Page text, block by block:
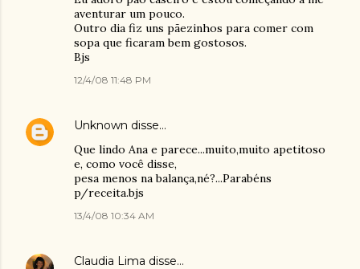
aventurar um pouco.
Outro dia fiz uns pãezinhos para comer com
sopa que ficaram bem gostosos.
Bjs
12/4/08 11:48 PM
Unknown disse…
Que lindo Ana e parece...muito,muito apetitoso
e, como você disse,
pesa menos na balança,né?...Parabéns
p/receita.bjs
13/4/08 10:34 AM
Claudia Lima disse…